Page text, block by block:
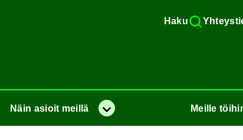
Haku
Näin asioit meil­lä Va­lik­ko Meil­le